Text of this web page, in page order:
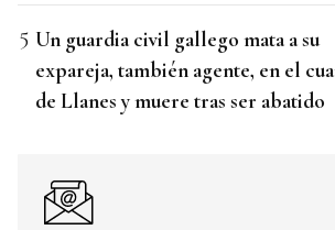
Un guardia civil gallego mata a su
expareja, también agente, en el
de Llanes y muere tras ser abatido